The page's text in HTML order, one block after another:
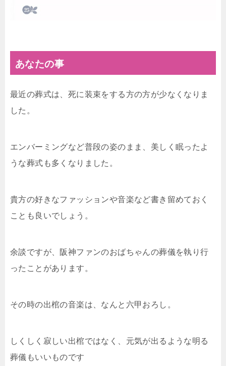
あなたの事
最近の葬式は、死に装束をする方の方が少なくなりま
した。
エンバーミングなど普段の姿のまま、美しく眠ったよ
うな葬式も多くなりました。
貴方の好きなファッションや音楽など書き留めておく
ことも良いでしょう。
余談ですが、阪神ファンのおばちゃんの葬儀を執り行
ったことがあります。
その時の出棺の音楽は、なんと六甲おろし。
しくしく寂しい出棺ではなく、元気が出るような明る
葬儀もいいものです